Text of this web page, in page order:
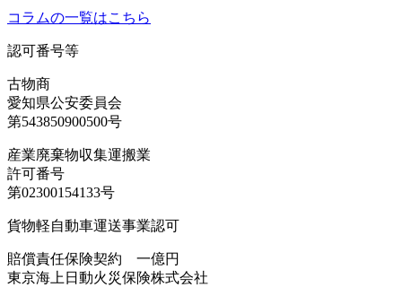
コラムの一覧はこちら
認可番号等
古物商
愛知県公安委員会
第543850900500号
産業廃棄物収集運搬業
許可番号
第02300154133号
貨物軽自動車運送事業認可
賠償責任保険契約 一億円
東京海上日動火災保険株式会社